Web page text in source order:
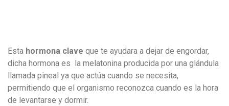
Esta hormona clave que te ayudara a dejar de engordar,
dicha hormona es la melatonina producida por una glándula
llamada pineal ya que actúa cuando se necesita,
permitiendo que el organismo reconozca cuando es la hora
de levantarse y dormir.